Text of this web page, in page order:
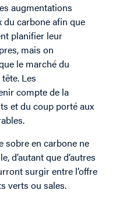
augmentations
carbone afin que
planifier leur
mais on
le marché du
Les
compte de la
et du coup porté aux
sobre en carbone ne
d’autant que d’autres
surgir entre l’offre
verts ou sales.